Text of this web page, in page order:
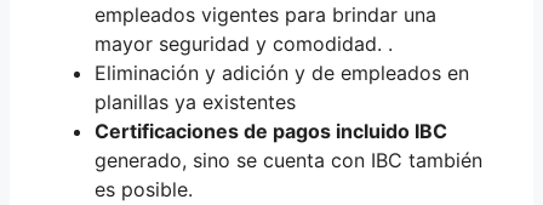
empleados vigentes para brindar una
mayor seguridad y comodidad. .
Eliminación y adición y de empleados en
planillas ya existentes
Certificaciones de pagos incluido IBC
generado, sino se cuenta con IBC también
es posible.